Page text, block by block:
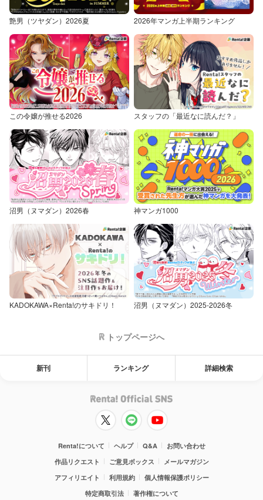
艶男（ツヤダン）2026夏 2026年マンガ上半期ランキング
この令嬢が推せる2026 スタッフの「最近なに読んだ？」
沼男（ヌマダン）2026春 神マンガ1000
KADOKAWA×Renta!のサキドリ！ 沼男（ヌマダン）2025-2026冬
トップページへ
新刊 ランキング 詳細検索
Renta!について ヘルプ Q&A
お問い合わせ
作品リクエスト
ご意見ボックス
メールマガジン
アフィリエイト
利用規約
個人情報保護ポリシー
特定商取引法
著作権について